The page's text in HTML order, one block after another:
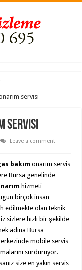
Temizleme
servisi
servisi
Leave a comment
bakım onarım servis
Bursa genelinde
hizmeti
birçok insan
edilmekte olan teknik
sizlere hızlı bir şekilde
adına Bursa
mobile servis
sürdürüyor.
size en yakın servis